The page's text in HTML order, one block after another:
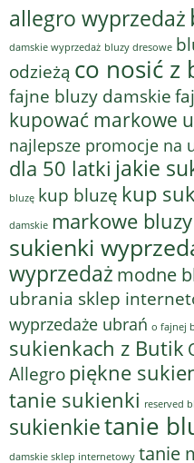
allegro wyprzedaż
damskie wyprzedaż bluzy dresowe
odzieżą co nosić z
fajne bluzy damskie
kupować markowe
najlepsze promocje na
dla 50 latki jakie
bluzę kup bluzę kup
damskie markowe
sukienki
wyprzedaż modne
ubrania sklep
wyprzedaże ubrań o fajnej
sukienkach z Butik
Allegropiękne
tanie sukienki reserved
sukienkietanie
damskie sklep internetowy tanie